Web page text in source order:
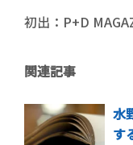
初出：P+D
関連記事
水
す